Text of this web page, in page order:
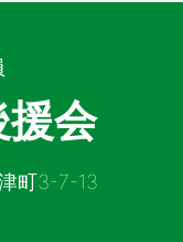
会
町3-7-13